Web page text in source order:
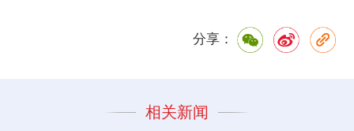
分享：
相关新闻